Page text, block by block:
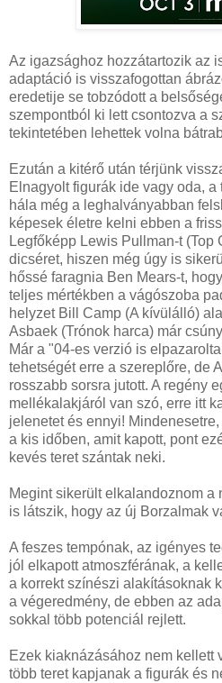
Az igazsághoz hozzátartozik az
adaptáció is visszafogottan
eredetije se tobzódott a
szempontból ki lett csontozva a
tekintetében lehettek volna
Ezután a kitérő után térjünk
Elnagyolt figurák ide vagy oda,
hála még a leghalványabban
képesek életre kelni ebben a
Legfőképp Lewis Pullman-t (Top
dicséret, hiszen még úgy is
hőssé faragnia Ben Mears-t,
teljes mértékben a vágószoba
helyzet Bill Camp (A kívülálló)
Asbaek (Trónok harca) már
Már a "04-es verzió is
tehetségét erre a szereplőre, de
rosszabb sorsra jutott. A regény
mellékalakjáról van szó, erre itt
jelenetet és ennyi!
a kis időben, amit kapott, pont
kevés teret szántak neki.
Megint sikerült elkalandoznom a
is látszik, hogy az új Borzalmak
A feszes tempónak, az igényes
jól elkapott atmoszférának, a
a korrekt színészi alakításoknak
a végeredmény, de ebben az
sokkal több potenciál rejlett.
Ezek kiaknázásához nem kellett
több teret kapjanak a figurák és